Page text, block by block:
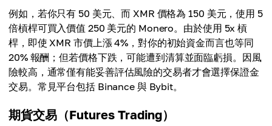
例如，若你只有 50 美元、而 XMR 價格為 150 美元，使用 5
倍槓桿可買入價值 250 美元的 Monero。由於使用 5x 槓
桿，即使 XMR 市價上漲 4%，對你的初始資金而言也等同
20% 報酬；但若價格下跌，可能遭到清算並面臨虧損。因風
險較高，通常僅有能妥善評估風險的交易者才會選擇保證金
交易。常見平台包括 Binance 與 Bybit。
期貨交易（Futures Trading）